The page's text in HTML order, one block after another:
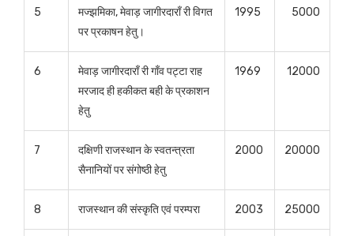
5
मज्झमिका, मेवाड़ जागीरदाराँ री विगत
पर प्रकाषन हेतु।
1995 5000
6
मेवाड़ जागीरदाराँ री गाँव पट्टा राह
मरजाद ही हकीकत बही के प्रकाशन
हेतु
1969 12000
7
दक्षिणी राजस्थान के स्वतन्त्रता
सैनानियों पर संगोष्ठी हेतु
2000 20000
8 राजस्थान की संस्कृति एवं परम्परा 2003 25000